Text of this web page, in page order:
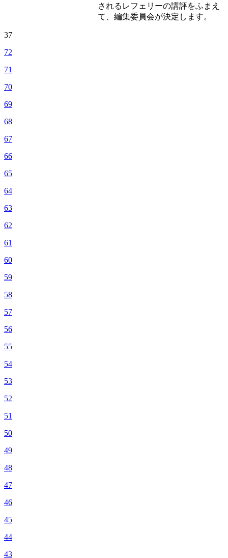
されるレフェリーの講評をふまえ
て、編集委員会が決定します。
37
72
71
70
69
68
67
66
65
64
63
62
61
60
59
58
57
56
55
54
53
52
51
50
49
48
47
46
45
44
43